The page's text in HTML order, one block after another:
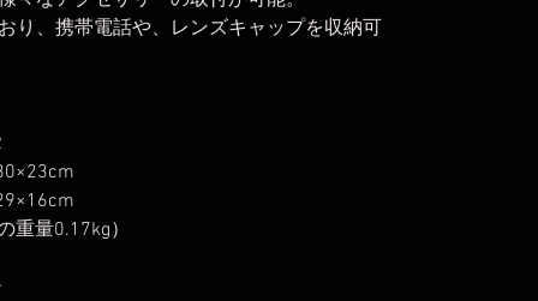
り、携帯電話や、レンズキャップを収納可
重量0.17kg）